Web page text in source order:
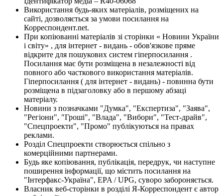
Використання будь-яких матеріалів, розміщених на
сайті, дозволяється за умови посилання на
Корреспондент.net.
При копіюванні матеріалів зі сторінки « Новини України
і світу» , для інтернет - видань - обов'язкове пряме
відкрите для пошукових систем гіперпосилання .
Посилання має бути розміщена в незалежності від
повного або часткового використання матеріалів.
Гіперпосилання ( для інтернет - видань) - повинна бути
розміщена в підзаголовку або в першому абзаці
матеріалу.
Новини з позначками "Думка", "Експертиза", "Заява",
"Регіони", "Гроші", "Влада", "Вибори", "Тест-драйв",
"Спецпроекти", "Промо" публікуються на правах
реклами.
Розділ Спецпроекти створюється спільно з
комерційними партнерами.
Будь яке копіювання, публікація, передрук, чи наступне
поширення інформації, що містить посилання на
"Інтерфакс-Україна", EPA / UPG, суворо забороняється.
Власник веб-сторінки в розділі Я-Корреспондент є автор